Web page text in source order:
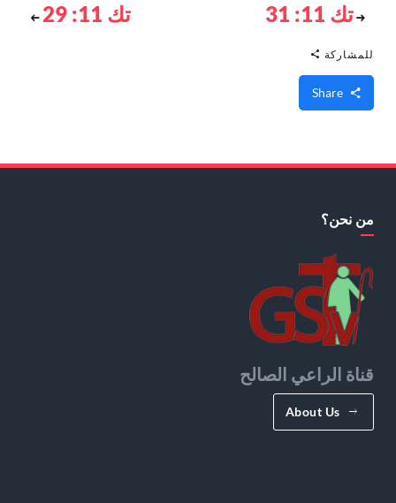
تك 11: 31 تك 11: 29
للمشاركة
من نحن؟
قناة الراعي الصالح
About Us